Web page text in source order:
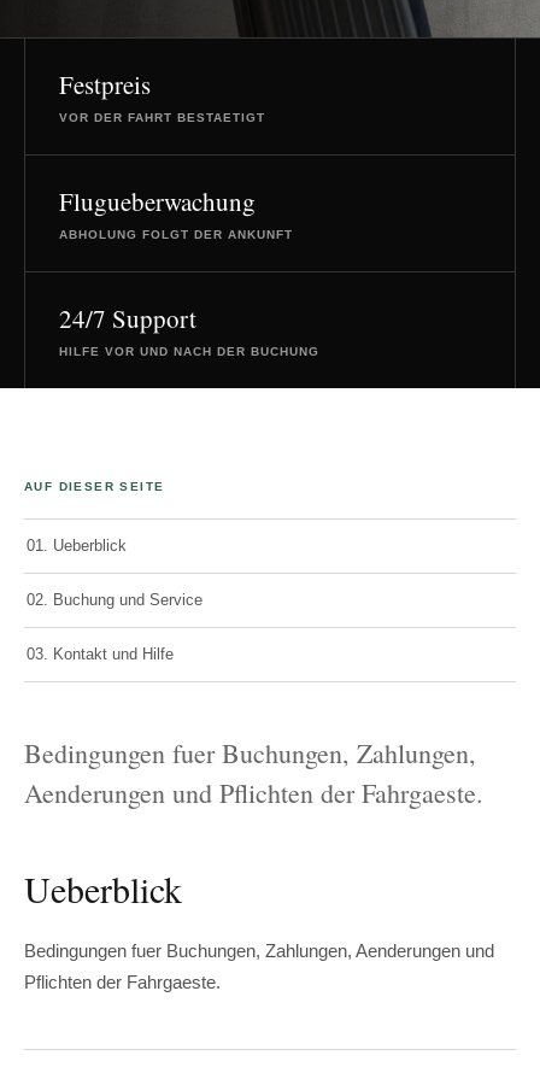
Festpreis
VOR DER FAHRT BESTAETIGT
Flugueberwachung
ABHOLUNG FOLGT DER ANKUNFT
24/7 Support
HILFE VOR UND NACH DER BUCHUNG
AUF DIESER SEITE
01. Ueberblick
02. Buchung und Service
03. Kontakt und Hilfe
Bedingungen fuer Buchungen, Zahlungen,
Aenderungen und Pflichten der Fahrgaeste.
Ueberblick
Bedingungen fuer Buchungen, Zahlungen, Aenderungen und
Pflichten der Fahrgaeste.